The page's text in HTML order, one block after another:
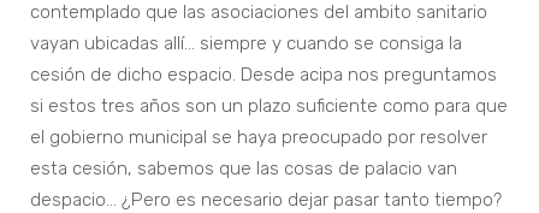
contemplado que las asociaciones del ambito sanitario
vayan ubicadas allí… siempre y cuando se consiga la
cesión de dicho espacio. Desde acipa nos preguntamos
si estos tres años son un plazo suficiente como para que
el gobierno municipal se haya preocupado por resolver
esta cesión, sabemos que las cosas de palacio van
despacio… ¿Pero es necesario dejar pasar tanto tiempo?